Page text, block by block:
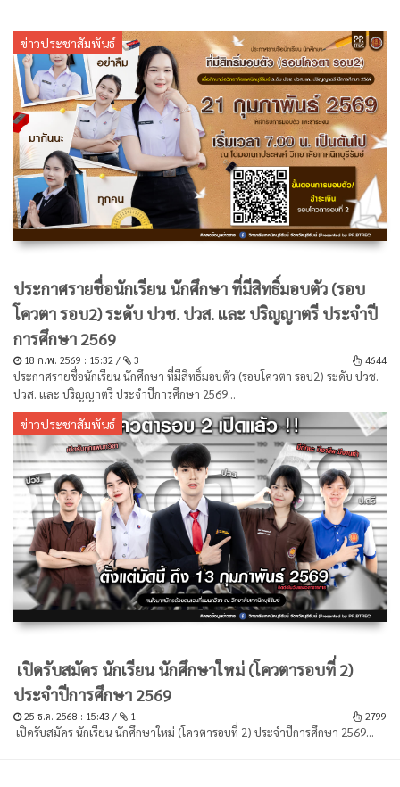
ข่าวประชาสัมพันธ์
ประกาศรายชื่อนักเรียน นักศึกษา ที่มีสิทธิ์มอบตัว (รอบ
โควตา รอบ2) ระดับ ปวช. ปวส. และ ปริญญาตรี ประจำปี
การศึกษา 2569
18 ก.พ. 2569 : 15:32 / 3 4644
ประกาศรายชื่อนักเรียน นักศึกษา ที่มีสิทธิ์มอบตัว (รอบโควตา รอบ2) ระดับ ปวช.
ปวส. และ ปริญญาตรี ประจำปีการศึกษา 2569...
ข่าวประชาสัมพันธ์
เปิดรับสมัคร นักเรียน นักศึกษาใหม่ (โควตารอบที่ 2)
ประจำปีการศึกษา 2569
25 ธ.ค. 2568 : 15:43 / 1 2799
เปิดรับสมัคร นักเรียน นักศึกษาใหม่ (โควตารอบที่ 2) ประจำปีการศึกษา 2569...